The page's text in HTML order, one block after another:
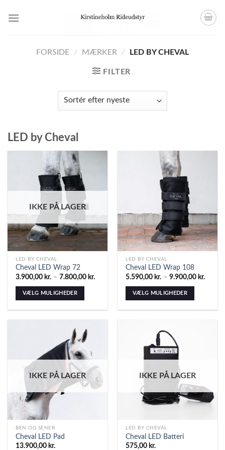
FORSIDE / MÆRKER / LED BY CHEVAL
FILTER
LED by Cheval
IKKE PÅ LAGER
LED BY CHEVAL
Cheval LED Wrap 72
3.900,00 kr. –7.800,00 kr.
VÆLG MULIGHEDER
LED BY CHEVAL
Cheval LED Wrap 108
5.590,00 kr. –9.900,00 kr.
VÆLG MULIGHEDER
IKKE PÅ LAGER
BEN OG SENER
Cheval LED Pad
13.900,00 kr.
IKKE PÅ LAGER
LED BY CHEVAL
Cheval LED Batteri
575,00 kr.